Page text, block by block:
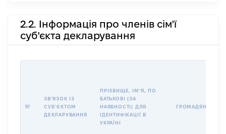
2.2. Інформація про членів сім'ї
суб'єкта декларування
№
ЗВʼЯЗОК ІЗ
СУБʼЄКТОМ
ДЕКЛАРУВАННЯ
ПРІЗВИЩЕ, ІМʼЯ, ПО
БАТЬКОВІ (ЗА
НАЯВНОСТІ) ДЛЯ
ІДЕНТИФІКАЦІЇ В
УКРАЇНІ
ГРОМАДЯНСТВО